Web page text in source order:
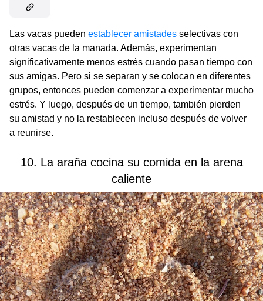
Las vacas pueden establecer amistades selectivas con
otras vacas de la manada. Además, experimentan
significativamente menos estrés cuando pasan tiempo con
sus amigas. Pero si se separan y se colocan en diferentes
grupos, entonces pueden comenzar a experimentar mucho
estrés. Y luego, después de un tiempo, también pierden
su amistad y no la restablecen incluso después de volver
a reunirse.
10. La araña cocina su comida en la arena
caliente